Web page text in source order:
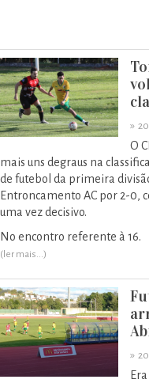
»
O
mais uns degraus na
de futebol da primeira
Entroncamento AC por 2-0,
uma vez decisivo.
No encontro referente à 16.
(ler mais...)
»